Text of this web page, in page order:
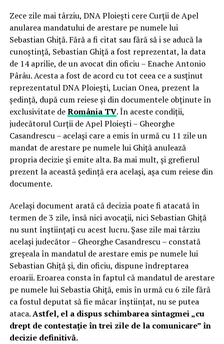
Zece zile mai târziu, DNA Ploieşti cere Curţii de Apel
anularea mandatului de arestare pe numele lui
Sebastian Ghiţă. Fără a fi citat sau fără să i se aducă la
cunoştinţă, Sebastian Ghiţă a fost reprezentat, la data
de 14 aprilie, de un avocat din oficiu – Enache Antonio
Pârâu. Acesta a fost de acord cu tot ceea ce a susţinut
reprezentatul DNA Ploieşti, Lucian Onea, prezent la
şedinţă, după cum reiese şi din documentele obţinute în
exclusivitate deRomânia TV. În aceste condiţii,
judecătorul Curţii de Apel Ploieşti – Gheorghe
Casandrescu – acelaşi care a emis în urmă cu 11 zile un
mandat de arestare pe numele lui Ghiţă anulează
propria decizie şi emite alta. Ba mai mult, şi grefierul
prezent la această şedinţă era acelaşi, aşa cum reiese din
documente.
Acelaşi document arată că decizia poate fi atacată în
termen de 3 zile, însă nici avocaţii, nici Sebastian Ghiţă
nu sunt înştiinţaţi cu acest lucru. Şase zile mai târziu
acelaşi judecător – Gheorghe Casandrescu – constată
greşeala în mandatul de arestare emis pe numele lui
Sebastian Ghiţă şi, din oficiu, dispune îndreptarea
eroarii. Eroarea consta în faptul că mandatul de arestare
pe numele lui Sebastia Ghiţă, emis în urmă cu 6 zile fără
ca fostul deputat să fie măcar înştiinţat, nu se putea
ataca.Astfel, el a dispus schimbarea sintagmei „cu
drept de contestaţie în trei zile de la comunicare” în
decizie definitivă.